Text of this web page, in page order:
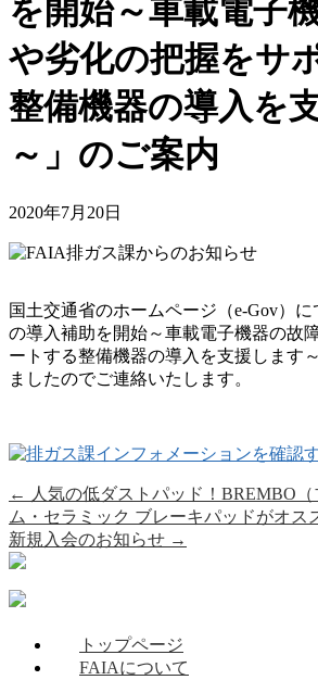
を開始～車載電子
や劣化の把握をサ
整備機器の導入を
～」のご案内
2020年7月20日
国土交通省のホームページ（e-Gov）
の導入補助を開始～車載電子機器の故
ートする整備機器の導入を支援します
ましたのでご連絡いたします。
←
人気の低ダストパッド！BREMBO
ム・セラミック ブレーキパッドがオス
新規入会のお知らせ →
トップページ
FAIAについて